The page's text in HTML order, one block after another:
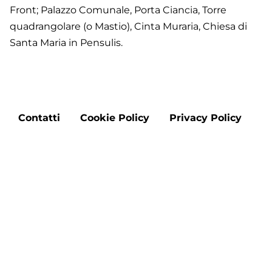
Front; Palazzo Comunale, Porta Ciancia, Torre
quadrangolare (o Mastio), Cinta Muraria, Chiesa di
Santa Maria in Pensulis.
Footer
Contatti Cookie Policy Privacy Policy